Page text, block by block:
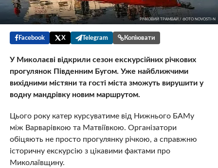
РІЧКОВИЙ ТРАМВАЙ / ФОТО NOVOSTI-N
Facebook X Telegram Копіювати
У Миколаєві відкрили сезон екскурсійних річкових
прогулянок Південним Бугом. Уже найближчими
вихідними містяни та гості міста зможуть вирушити у
водну мандрівку новим маршрутом.
Цього року катер курсуватиме від Нижнього БАМу
між Варварівкою та Матвіївкою. Організатори
обіцяють не просто прогулянку річкою, а справжню
історичну екскурсію з цікавими фактами про
Миколаївщину.